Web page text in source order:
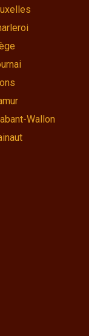
Wallon